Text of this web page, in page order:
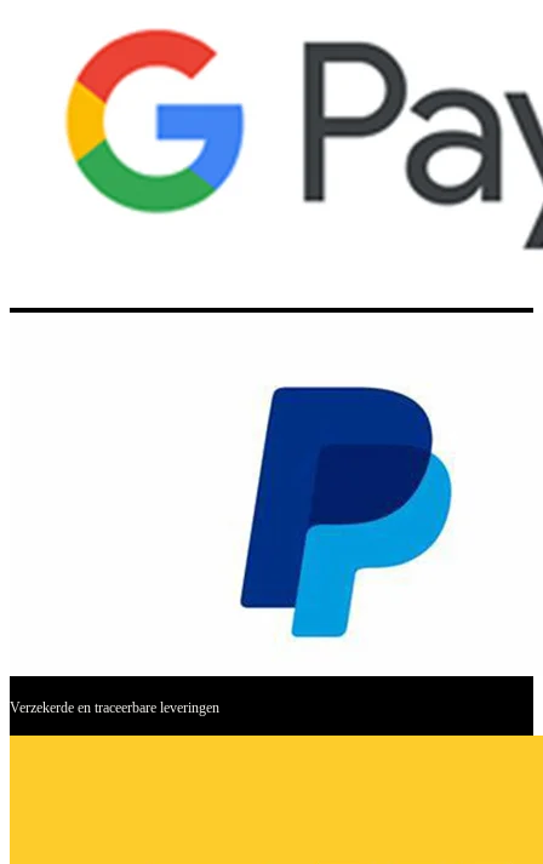
Verzekerde en traceerbare leveringen